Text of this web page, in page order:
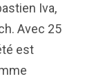
Iva,
Avec 25
est